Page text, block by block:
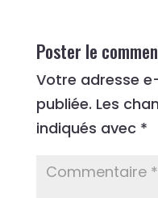
Poster le
Votre adresse
publiée. Les
indiqués avec *